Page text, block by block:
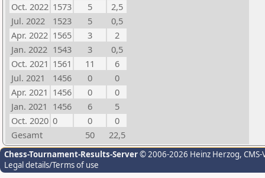
Oct. 2022 1573 5
2,5
Jul. 2022
1523 5
0,5
Apr. 2022 1565 3
2
Jan. 2022 1543 3
0,5
Oct. 2021 1561 11
6
Jul. 2021
1456 0
0
Apr. 2021 1456 0
0
Jan. 2021 1456 6
5
Oct. 2020 0 0
0
Gesamt
50 22,5
Chess-Tournament-Results-Server© 2006-2026 Heinz Herzog,
Legal details/Terms of use